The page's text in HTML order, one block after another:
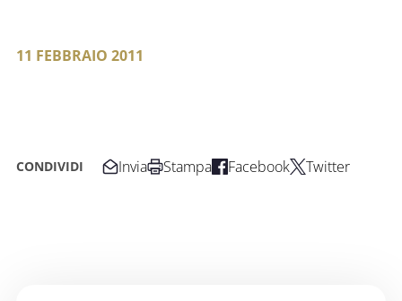
11 FEBBRAIO 2011
CONDIVIDI Invia Stampa Facebook Twitter